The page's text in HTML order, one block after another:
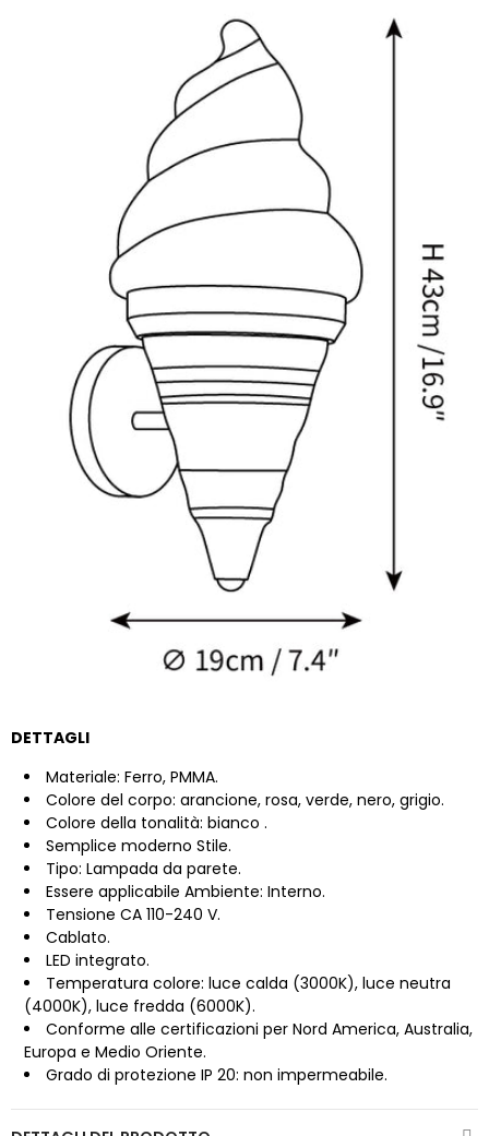
DETTAGLI
Materiale: Ferro, PMMA.
Colore del corpo: arancione, rosa, verde, nero, grigio.
Colore della tonalità: bianco .
Semplice moderno Stile.
Tipo: Lampada da parete.
Essere applicabile Ambiente: Interno.
Tensione CA 110-240 V.
Cablato.
LED integrato.
Temperatura colore: luce calda (3000K), luce neutra
(4000K), luce fredda (6000K).
Conforme alle certificazioni per Nord America, Australia,
Europa e Medio Oriente.
Grado di protezione IP 20: non impermeabile.